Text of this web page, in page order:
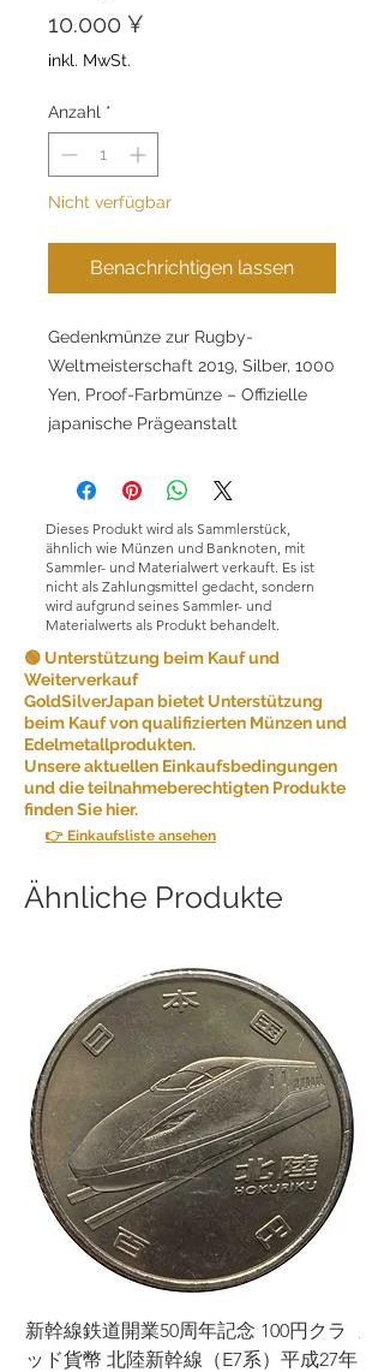
10.000 ¥
inkl. MwSt.
Anzahl *
Nicht verfügbar
Benachrichtigen lassen
Gedenkmünze zur Rugby-
Weltmeisterschaft 2019, Silber, 1000
Yen, Proof-Farbmünze – Offizielle
japanische Prägeanstalt
Dieses Produkt wird als Sammlerstück,
ähnlich wie Münzen und Banknoten, mit
Sammler- und Materialwert verkauft. Es ist
nicht als Zahlungsmittel gedacht, sondern
wird aufgrund seines Sammler- und
Materialwerts als Produkt behandelt.
🟢 Unterstützung beim Kauf und
Weiterverkauf
GoldSilverJapan bietet Unterstützung
beim Kauf von qualifizierten Münzen und
Edelmetallprodukten.
Unsere aktuellen Einkaufsbedingungen
und die teilnahmeberechtigten Produkte
finden Sie hier.
👉 Einkaufsliste ansehen
Ähnliche Produkte
新幹線鉄道開業50周年記念 100円クラ
ッド貨幣 北陸新幹線（E7系）平成27年